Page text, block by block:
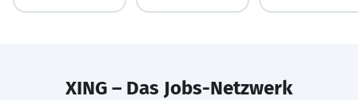
XING – Das Jobs-Netzwerk